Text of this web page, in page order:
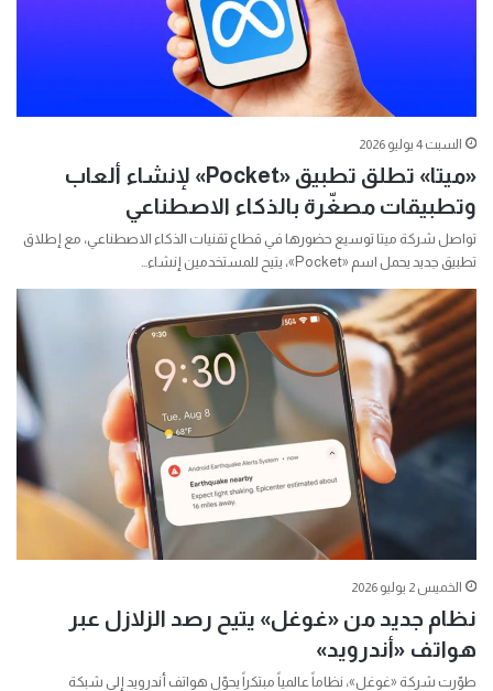
السبت 4 يوليو 2026
«ميتا» تطلق تطبيق «Pocket» لإنشاء ألعاب
وتطبيقات مصغّرة بالذكاء الاصطناعي
تواصل شركة ميتا توسيع حضورها في قطاع تقنيات الذكاء الاصطناعي، مع إطلاق
تطبيق جديد يحمل اسم «Pocket»، يتيح للمستخدمين إنشاء…
الخميس 2 يوليو 2026
نظام جديد من «غوغل» يتيح رصد الزلازل عبر
هواتف «أندرويد»
طوّرت شركة «غوغل»، نظاماً عالمياً مبتكراً يحوّل هواتف أندرويد إلى شبكة